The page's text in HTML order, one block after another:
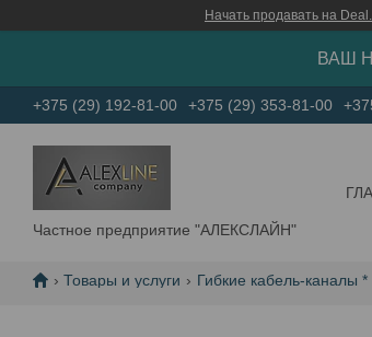
Начать продавать на
ВАШ
+375 (29) 192-81-00 +375 (29) 353-81-00
Частное предприятие "АЛЕКСЛАЙН"
Товары и услуги Гибкие кабель-каналы